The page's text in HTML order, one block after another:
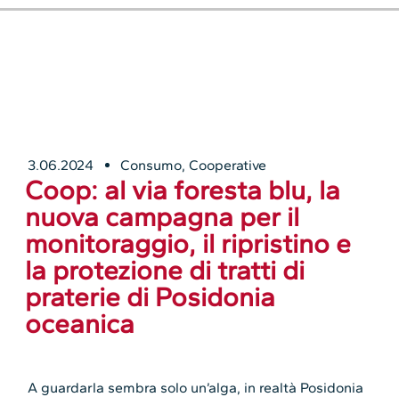
3.06.2024 Consumo,Cooperative
Coop: al via foresta blu, la
nuova campagna per il
monitoraggio, il ripristino e
la protezione di tratti di
praterie di Posidonia
oceanica
A guardarla sembra solo un’alga, in realtà Posidonia